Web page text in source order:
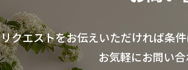
リクエストをお伝えいただければ条
お気軽にお問い合